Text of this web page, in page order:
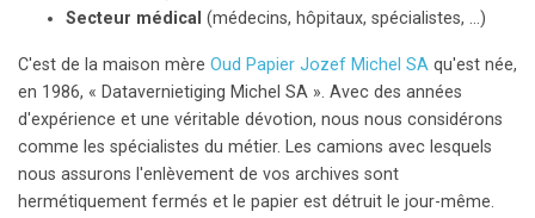
Secteur médical (médecins, hôpitaux, spécialistes, ...)
C'est de la maison mère Oud Papier Jozef Michel SA qu'est née,
en 1986, « Datavernietiging Michel SA ». Avec des années
d'expérience et une véritable dévotion, nous nous considérons
comme les spécialistes du métier. Les camions avec lesquels
nous assurons l'enlèvement de vos archives sont
hermétiquement fermés et le papier est détruit le jour-même.